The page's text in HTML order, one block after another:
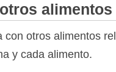
alimentos
otros alimentos
y cada alimento.